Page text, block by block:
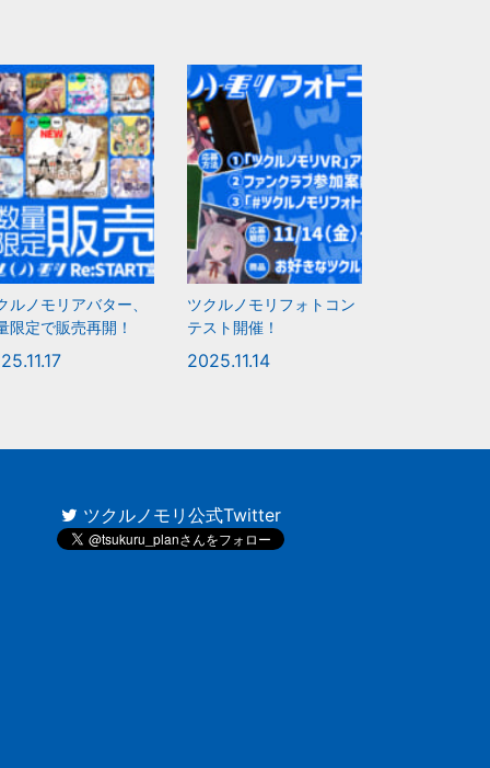
ルノモリアバター、
限定で販売再開！
ツクルノモリフォトコン
テスト開催！
2025.11.14
ツクルノモリ公式Twitter